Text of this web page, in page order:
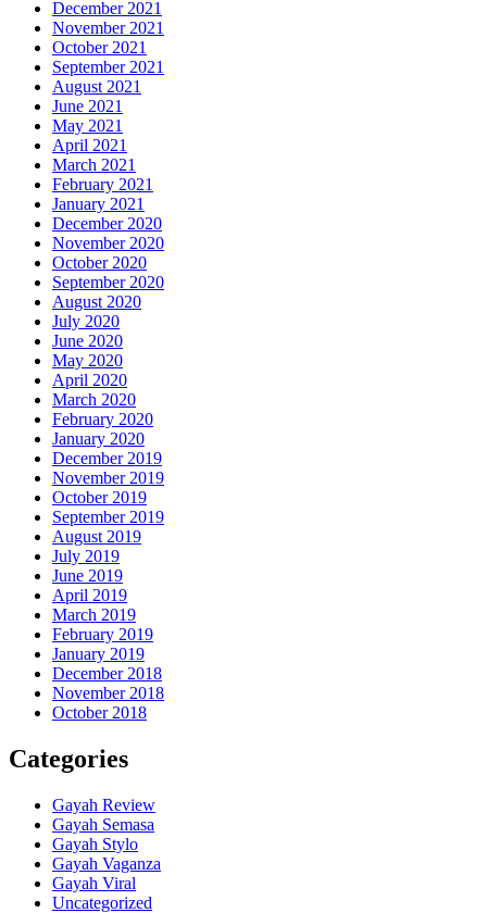
December 2021
November 2021
October 2021
September 2021
August 2021
June 2021
May 2021
April 2021
March 2021
February 2021
January 2021
December 2020
November 2020
October 2020
September 2020
August 2020
July 2020
June 2020
May 2020
April 2020
March 2020
February 2020
January 2020
December 2019
November 2019
October 2019
September 2019
August 2019
July 2019
June 2019
April 2019
March 2019
February 2019
January 2019
December 2018
November 2018
October 2018
Categories
Gayah Review
Gayah Semasa
Gayah Stylo
Gayah Vaganza
Gayah Viral
Uncategorized